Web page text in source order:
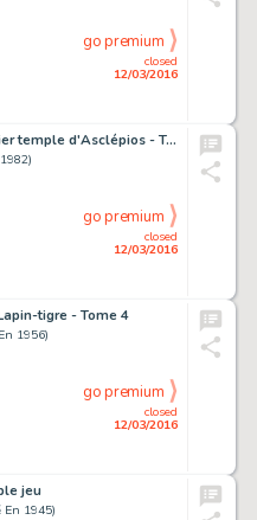
closed
12/03/2016
go premium
La Licorne, Le dernier temple d'Asclépios - Tome 1
closed
12/03/2016
go premium
tigre - Tome 4
1956)
closed
12/03/2016
go premium
jeu
En 1945)